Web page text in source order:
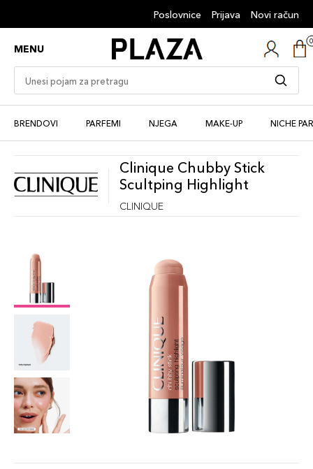
Poslovnice Prijava Novi račun
MENU
BRENDOVI PARFEMI NJEGA MAKE-UP NICHE
Clinique Chubby Stick
Scultping Highlight
CLINIQUE